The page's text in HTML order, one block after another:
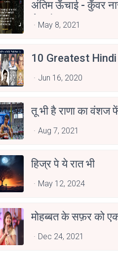
अंतिम ऊँचाई - कुँवर
Aspirants
May 8, 2021
10 Greatest
Jun 16, 2020
तू भी है राणा का वंशज
Aug 7, 2021
हिज्र पे ये रात भी
May 12, 2024
Dec 24, 2021